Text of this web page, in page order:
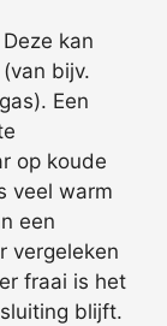
kan
bijv.
Een
op koude
veel warm
een
vergeleken
fraai is het
blijft.